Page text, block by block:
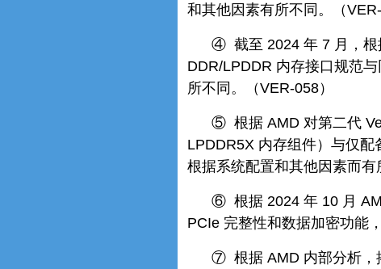
和其他因素有所不同。（VER-
④ 截至 2024 年 7 月，根
DDR/LPDDR 内存接口规范
所不同。（VER-058）
⑤ 根据 AMD 对第二代
LPDDR5X 内存组件）与仅
根据系统配置和其他因素而有
⑥ 根据 2024 年 10 月
PCIe 完整性和数据加密功能
⑦ 根据 AMD 内部分析，